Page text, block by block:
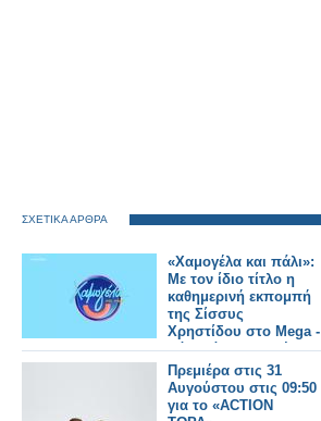
ΣΧΕΤΙΚΑ ΑΡΘΡΑ
«Χαμογέλα και πάλι»:
Με τον ίδιο τίτλο η
καθημερινή εκπομπή
της Σίσσυς
Χρηστίδου στο Mega -
Πότε κάνει πρεμιέρα;
Πρεμιέρα στις 31
Αυγούστου στις 09:50
για το «ACTION